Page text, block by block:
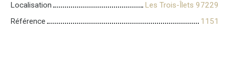
Localisation
Les Trois-Îlets 97229
Référence
1151